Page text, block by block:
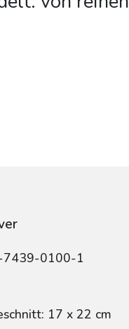
7439-0100-1
17 x 22 cm